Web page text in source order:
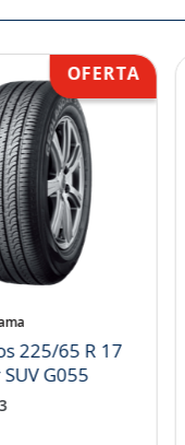
225/65 R 17
G055